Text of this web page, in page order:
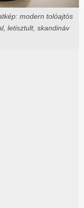
modern tolóajtós
letisztult, skandináv